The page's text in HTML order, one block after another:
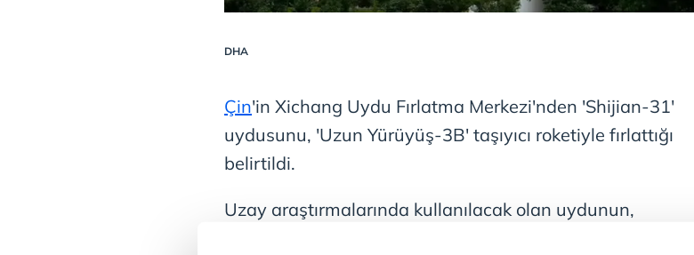
DHA
Çin'in Xichang Uydu Fırlatma Merkezi'nden 'Shijian-31'
uydusunu, 'Uzun Yürüyüş-3B' taşıyıcı roketiyle fırlattığı
belirtildi.
Uzay araştırmalarında kullanılacak olan uydunun,